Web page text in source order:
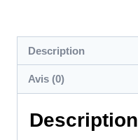
Description
Avis (0)
Description